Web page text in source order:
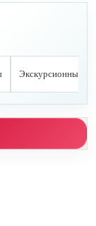
Экскурсионные